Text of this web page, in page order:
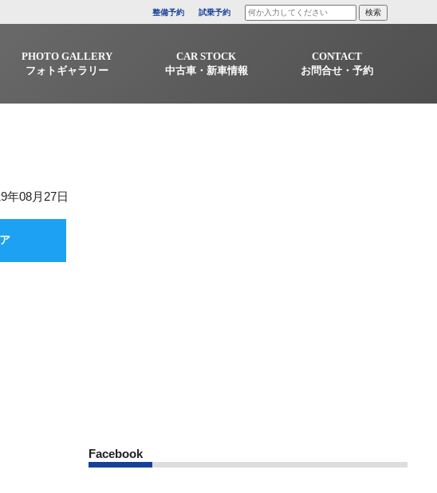
整備予約 試乗予約
PHOTO GALLERY
フォトギャラリー
CAR STOCK
中古車・新車情報
CONTACT
お問合せ・予約
年08月27日
Facebook